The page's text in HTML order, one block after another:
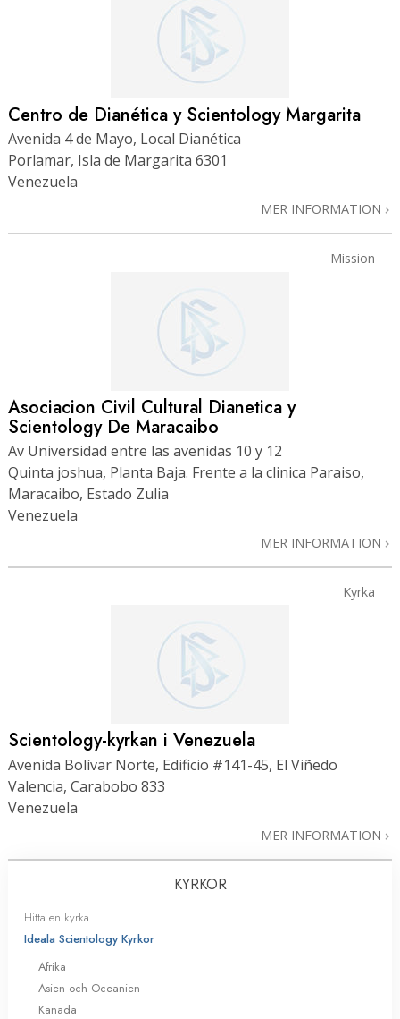
Centro de Dianética y Scientology Margarita
Avenida 4 de Mayo, Local Dianética
Porlamar, Isla de Margarita 6301
Venezuela
MER INFORMATION
Mission
Asociacion Civil Cultural Dianetica y
Scientology De Maracaibo
Av Universidad entre las avenidas 10 y 12
Quinta joshua, Planta Baja. Frente a la clinica Paraiso,
Maracaibo, Estado Zulia
Venezuela
MER INFORMATION
Kyrka
Scientology-kyrkan i Venezuela
Avenida Bolívar Norte, Edificio #141-45, El Viñedo
Valencia, Carabobo 833
Venezuela
MER INFORMATION
KYRKOR
Hitta en kyrka
Ideala Scientology Kyrkor
Afrika
Asien och Oceanien
Kanada